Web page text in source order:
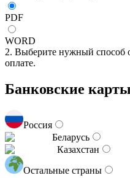
PDF
WORD
2. Выберите нужный способ
оплате.
Банковские карты
Россия
Беларусь
Казахстан
Остальные страны